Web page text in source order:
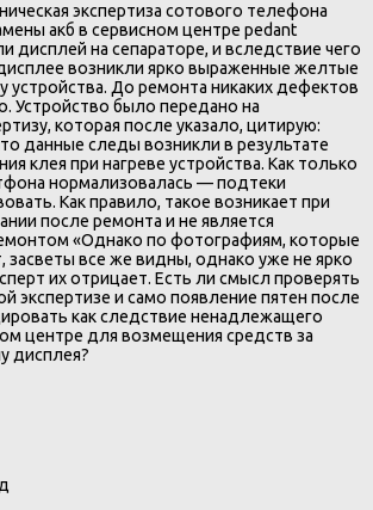
экспертиза сотового телефона
акб в сервисном центре pedant
дисплей на сепараторе, и вследствие чего
возникли ярко выраженные желтые
устройства. До ремонта никаких дефектов
Устройство было передано на
которая после указало, цитирую:
данные следы возникли в результате
клея при нагреве устройства. Как только
нормализовалась — подтеки
Как правило, такое возникает при
после ремонта и не является
«Однако по фотографиям, которые
засветы все же видны, однако уже не ярко
их отрицает. Есть ли смысл проверять
экспертизе и само появление пятен после
как следствие ненадлежащего
центре для возмещения средств за
дисплея?